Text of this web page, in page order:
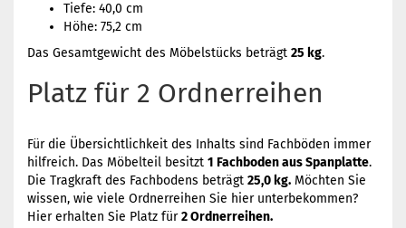
Tiefe: 40,0 cm
Höhe: 75,2 cm
Das Gesamtgewicht des Möbelstücks beträgt 25 kg.
Platz für 2 Ordnerreihen
Für die Übersichtlichkeit des Inhalts sind Fachböden immer
hilfreich. Das Möbelteil besitzt 1 Fachboden aus Spanplatte.
Die Tragkraft des Fachbodens beträgt 25,0 kg. Möchten Sie
wissen, wie viele Ordnerreihen Sie hier unterbekommen?
Hier erhalten Sie Platz für2 Ordnerreihen.